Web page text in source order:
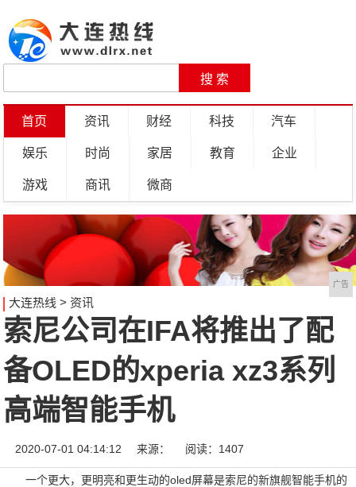
首页 资讯 财经 科技 汽车
娱乐 时尚 家居 教育 企业
游戏 商讯 微商
广告
大连热线 > 资讯
索尼公司在IFA将推出了配
备OLED的xperia xz3系列
高端智能手机
2020-07-01 04:14:12 来源： 阅读：1407
一个更大，更明亮和更生动的oled屏幕是索尼的新旗舰智能手机的